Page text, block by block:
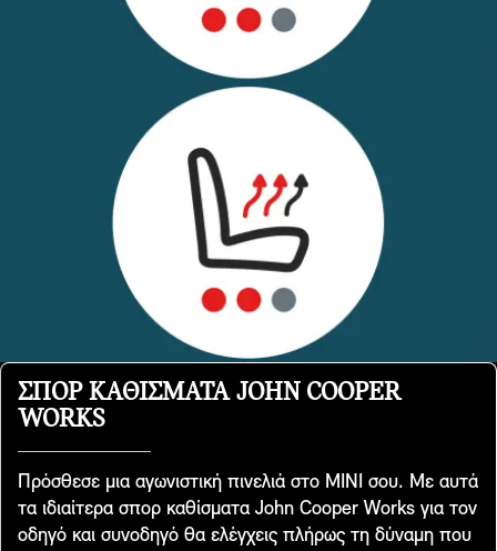
ΣΠΟΡ ΚΑΘΊΣΜΑΤΑ JOHN COOPER
WORKS
Πρόσθεσε μια αγωνιστική πινελιά στο MINI σου. Με αυτά
τα ιδιαίτερα σπορ καθίσματα John Cooper Works για τον
οδηγό και συνοδηγό θα ελέγχεις πλήρως τη δύναμη που